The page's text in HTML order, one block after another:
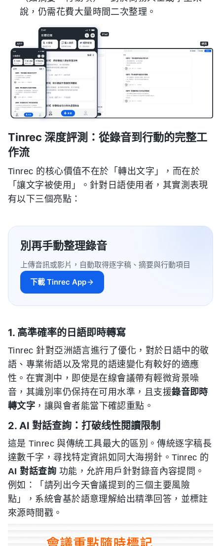
說，仍需花費大量時間二次整理。
Tinrec 深度評測：從錄音到行動的完整工
作流
Tinrec 的核心價值不在於「轉出文字」，而在於
「讓文字被使用」。針對日語使用者，其實測表現
有以下三個亮點：
別再手動整理錄音
上傳音訊或影片，自動取得逐字稿、摘要與行動項目
下載 Tinrec App
1. 高準確率的日語即時轉寫
Tinrec 針對亞洲語言進行了優化，對於日語中的敬
語、專業術語以及常見的語速變化有較好的適應
性。在實測中，即使是在線會議帶有輕微背景噪
音，其識別率仍保持在可用水準，且支援錄音即時
轉文字 ，讓與會者能當下確認重點。
2. AI 對話查詢：打破线性閱讀限制
這是 Tinrec 與傳統工具最大的區別。傳統逐字稿長
達數千字，尋找特定資訊如同大海撈針。Tinrec 的
AI 對話查詢 功能，允許用戶針對錄音內容提問。
例如：「請列出今天會議提到的三個主要風險
點」，系統會基於語意理解給出精準回答，並標註
來源時間戳。